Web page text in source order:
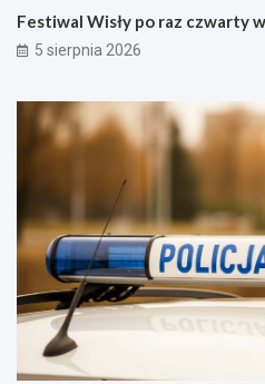
Festiwal Wisły po raz czwarty
5 sierpnia 2026